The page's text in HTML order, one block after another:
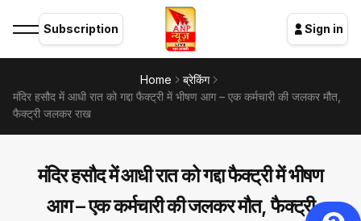
Subscription Sign in
Home
ब्रेकिंग
मंदिर हसौद में आधी रात को गद्दा फैक्ट्री में भीषण आग – एक कर्मचारी की जलकर मौत,
फैक्ट्री जलकर राख
मंदिर हसौद में आधी रात को गद्दा फैक्ट्री में भीषण
आग – एक कर्मचारी की जलकर मौत, फैक्ट्री